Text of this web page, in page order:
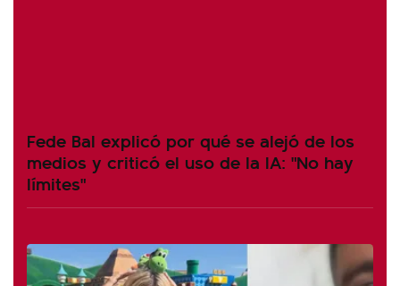
Fede Bal explicó por qué se alejó de los
medios y criticó el uso de la IA: "No hay
límites"